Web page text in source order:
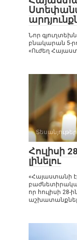
Նոր
բնակարան 5-
«Ուժեղ
Տեսանյութեր
Հուլիսի
լինելու
«Հայաստանի
որ հուլիսի